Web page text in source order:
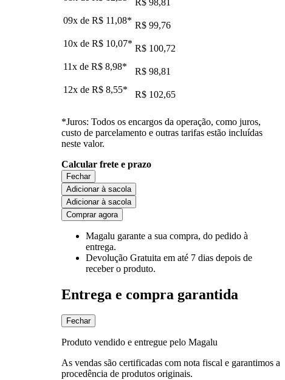
09x de R$ 11,08* R$ 99,76
10x de R$ 10,07* R$ 100,72
11x de R$ 8,98*
R$ 98,81
12x de R$ 8,55* R$ 102,65
*Juros: Todos os encargos da operação, como juros,
custo de parcelamento e outras tarifas estão incluídas
neste valor.
Calcular frete e prazo
Fechar
Adicionar à sacola
Adicionar à sacola
Comprar agora
Magalu garante a sua compra, do pedido à
entrega.
Devolução Gratuita em até 7 dias depois de
receber o produto.
Entrega e compra garantida
Fechar
Produto vendido e entregue pelo Magalu
As vendas são certificadas com nota fiscal e garantimos a
procedência de produtos originais.